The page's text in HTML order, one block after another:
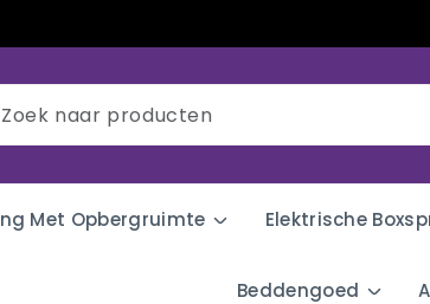
Met Opbergruimte Elektrische
Beddengoed